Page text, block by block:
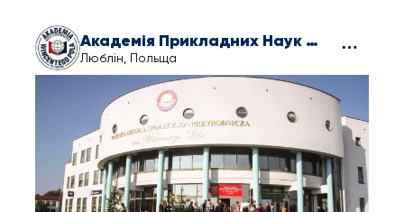
Академія Прикладних Наук Вінцента Поля в Любліні
Люблін, Польща